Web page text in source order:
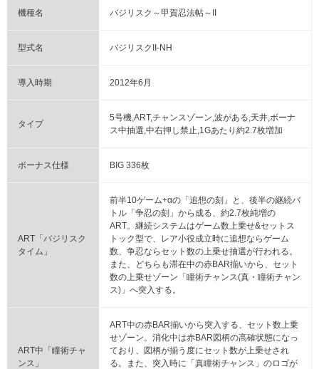
機種名 バジリスク～甲賀忍法帖～II
型式名 バジリスクII-NH
導入時期 2012年6月
タイプ
5号機,ART,チャンスゾーン,波がある,天井,ボーナ
ス中抽選,中右押し禁止,1Gあたり約2.7枚増加
ボーナス仕様 BIG 336枚
ART「バジリスク
タイム」
前半10ゲーム+αの「追想の刻」と、後半の継続バ
トル「争忍の刻」から成る、約2.7枚純増の
ART。継続システムはゲーム数上乗せ&セットス
トック型で、レア小役成立時に追想ならゲーム
数、争忍ならセット数の上乗せ抽選が行われる。
また、どちらも滞在中の赤BAR揃いから、セット
数の上乗せゾーン「瞳術チャンス(真・瞳術チャン
ス)」へ突入する。
ART中「瞳術チャ
ンス」
ART中の赤BAR揃いから突入する、セット数上乗
せゾーン。消化中は赤BAR図柄の高確状態になっ
ており、図柄が揃う度にセット数が上乗せされ
る。また、突入時に「真瞳術チャンス」のロゴが